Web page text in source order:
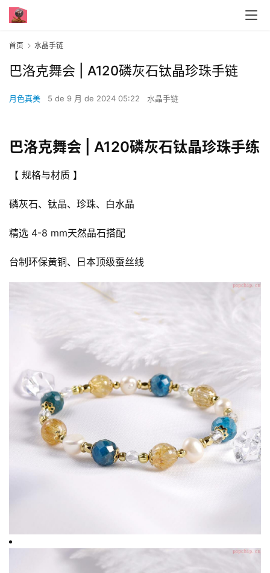
首页 水晶手链
巴洛克舞会 | A120磷灰石钛晶珍珠手链
月色真美 5 de 9 月 de 2024 05:22 水晶手链
巴洛克舞会 | A120磷灰石钛晶珍珠手练
【 规格与材质 】
磷灰石、钛晶、珍珠、白水晶
精选 4-8 mm天然晶石搭配
台制环保黄铜、日本顶级蚕丝线